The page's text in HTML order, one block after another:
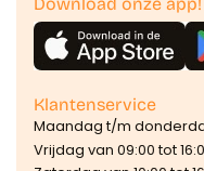
Klantenservice
Maandag t/m
Vrijdag van 09:00 tot